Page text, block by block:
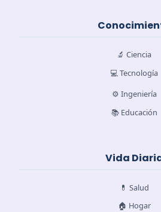
🔬 Ciencia
💻 Tecnología
⚙️ Ingeniería
📚 Educación
Vida
💊 Salud
🏠 Hogar